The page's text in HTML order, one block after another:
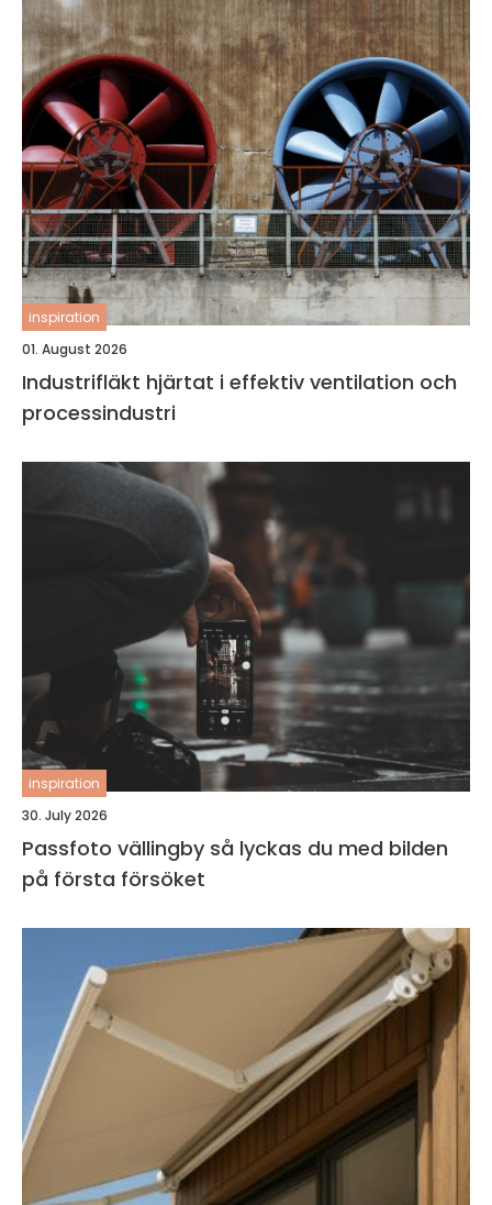
inspiration
01. August 2026
Industrifläkt hjärtat i effektiv ventilation och
processindustri
inspiration
30. July 2026
Passfoto vällingby så lyckas du med bilden
på första försöket